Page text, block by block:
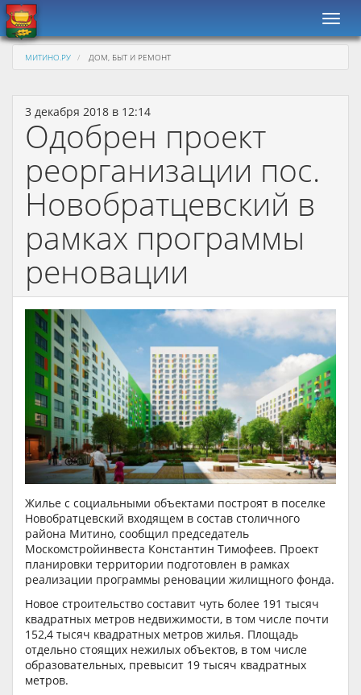
МИТИНО.РУ ДОМ, БЫТ И РЕМОНТ
3 декабря 2018 в 12:14
Одобрен проект
реорганизации пос.
Новобратцевский в
рамках программы
реновации
Жилье с социальными объектами построят в поселке
Новобратцевский входящем в состав столичного
района Митино, сообщил председатель
Москомстройинвеста Константин Тимофеев. Проект
планировки территории подготовлен в рамках
реализации программы реновации жилищного фонда.
Новое строительство составит чуть более 191 тысяч
квадратных метров недвижимости, в том числе почти
152,4 тысяч квадратных метров жилья. Площадь
отдельно стоящих нежилых объектов, в том числе
образовательных, превысит 19 тысяч квадратных
метров.